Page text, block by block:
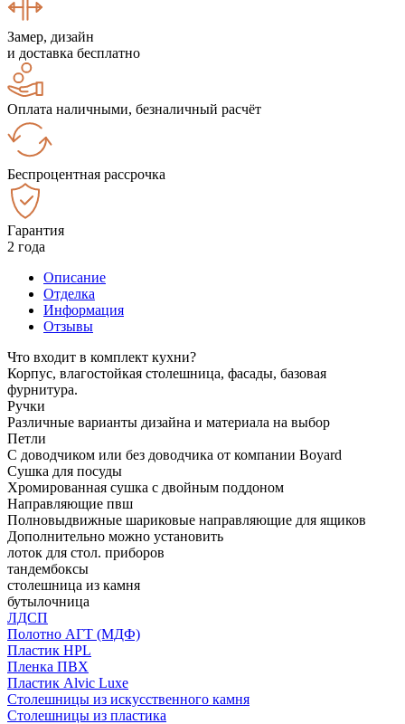
Замер, дизайн
и доставка бесплатно
Оплата наличными, безналичный расчёт
Беспроцентная рассрочка
Гарантия
2 года
Описание
Отделка
Информация
Отзывы
Что входит в комплект кухни?
Корпус, влагостойкая столешница, фасады, базовая
фурнитура.
Ручки
Различные варианты дизайна и материала на выбор
Петли
С доводчиком или без доводчика от компании Boyard
Сушка для посуды
Хромированная сушка с двойным поддоном
Направляющие пвш
Полновыдвижные шариковые направляющие для ящиков
Дополнительно можно установить
лоток для стол. приборов
тандембоксы
столешница из камня
бутылочница
ЛДСП
Полотно АГТ (МДФ)
Пластик HPL
Пленка ПВХ
Пластик Alvic Luxe
Столешницы из искусственного камня
Столешницы из пластика